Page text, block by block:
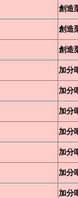
創造
創造
創造
加分
加分
加分
加分
加分
加分
加分